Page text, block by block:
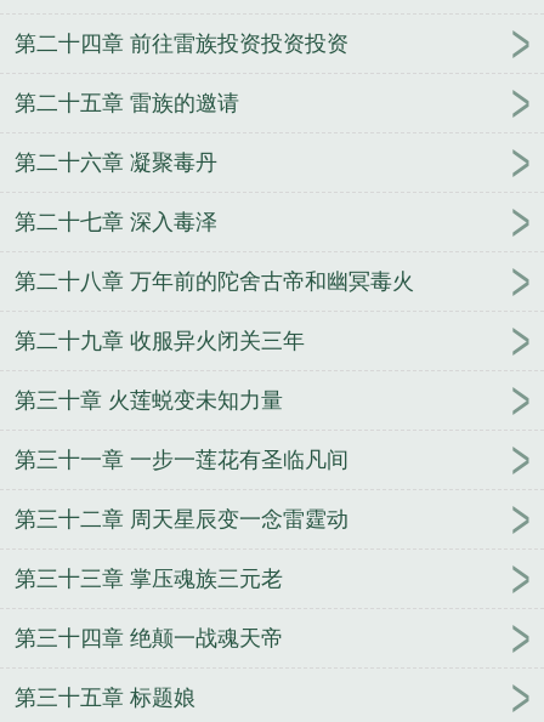
第二十四章 前往雷族投资投资投资
第二十五章 雷族的邀请
第二十六章 凝聚毒丹
第二十七章 深入毒泽
第二十八章 万年前的陀舍古帝和幽冥毒火
第二十九章 收服异火闭关三年
第三十章 火莲蜕变未知力量
第三十一章 一步一莲花有圣临凡间
第三十二章 周天星辰变一念雷霆动
第三十三章 掌压魂族三元老
第三十四章 绝颠一战魂天帝
第三十五章 标题娘